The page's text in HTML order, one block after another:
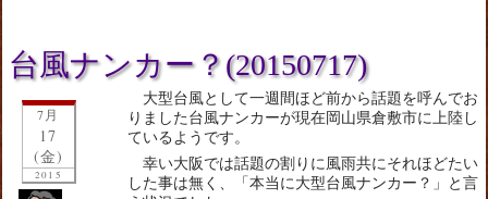
台風ナンカー？(20150717)
7月
17
(金)
2015
大型台風として一週間ほど前から話題を呼んでお
りました台風ナンカーが現在岡山県倉敷市に上陸し
ているようです。
幸い大阪では話題の割りに風雨共にそれほどたい
した事は無く、「本当に大型台風ナンカー？」と言